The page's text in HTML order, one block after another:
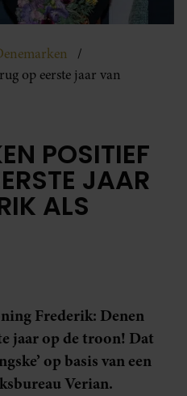
op eerste jaar van
POSITIEF
JAAR
ALS
Frederik: Denen
jaar op de troon! Dat
op basis van een
Verian.